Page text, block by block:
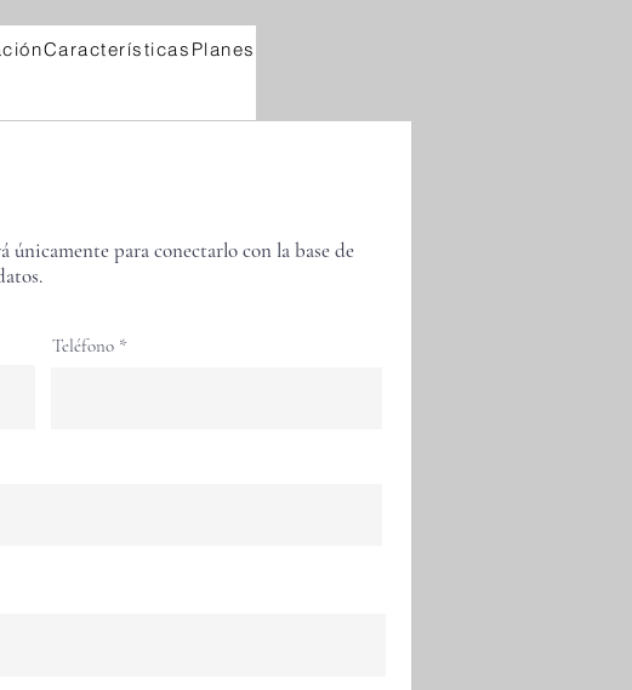
Características Planes
para conectarlo con la base de
Teléfono